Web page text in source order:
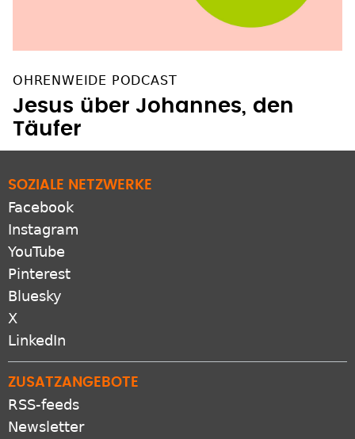
OHRENWEIDE PODCAST
Jesus über Johannes, den
Täufer
SOZIALE NETZWERKE
Facebook
Instagram
YouTube
Pinterest
Bluesky
X
LinkedIn
ZUSATZANGEBOTE
RSS-feeds
Newsletter